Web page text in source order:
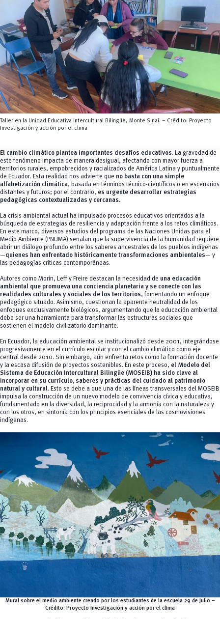
CEISH
Propiedad intelectual
Taller en la Unidad Educativa Intercultural Bilingüe, Monte Sinaí. – Crédito: Proyecto
Investigación y acción por el clima
El cambio climático plantea importantes desafíos educativos. La gravedad de
este fenómeno impacta de manera desigual, afectando con mayor fuerza a
territorios rurales, empobrecidos y racializados de América Latina y puntualmente
de Ecuador. Esta realidad nos advierte que no basta con una simple
alfabetización climática, basada en términos técnico-científicos o en escenarios
distantes y futuros; por el contrario, es urgente desarrollar estrategias
pedagógicas contextualizadas y cercanas.
La crisis ambiental actual ha impulsado procesos educativos orientados a la
búsqueda de estrategias de resiliencia y adaptación frente a los retos climáticos.
En este marco, diversos estudios del programa de las Naciones Unidas para el
Medio Ambiente (PNUMA) señalan que la supervivencia de la humanidad requiere
abrir un diálogo profundo entre los saberes ancestrales de los pueblos indígenas
—quienes han enfrentado históricamente transformaciones ambientales— y
las pedagogías críticas contemporáneas.
Autores como Morin, Leff y Freire destacan la necesidad de una educación
ambiental que promueva una conciencia planetaria y se conecte con las
realidades culturales y sociales de los territorios, fomentando un enfoque
pedagógico situado. Asimismo, cuestionan la aparente neutralidad de los
enfoques exclusivamente biológicos, argumentando que la educación ambiental
debe ser una herramienta para transformar las estructuras sociales que
sostienen el modelo civilizatorio dominante.
En Ecuador, la educación ambiental se institucionalizó desde 2001, integrándose
progresivamente en el currículo escolar y con el cambio climático como eje
central desde 2010. Sin embargo, aún enfrenta retos como la formación docente
y la escasa difusión de proyectos sostenibles. En este proceso, el Modelo del
Sistema de Educación Intercultural Bilingüe (MOSEIB) ha sido clave al
incorporar en su currículo, saberes y prácticas del cuidado al patrimonio
natural y cultural. Esto se debe a que una de las líneas transversales del MOSEIB
impulsa la construcción de un nuevo modelo de convivencia cívica y educativa,
fundamentado en la diversidad, la reciprocidad y la armonía con la naturaleza y
con los otros, en sintonía con los principios esenciales de las cosmovisiones
indígenas.
Mural sobre el medio ambiente creado por los estudiantes de la escuela 29 de Julio –
Crédito: Proyecto Investigación y acción por el clima